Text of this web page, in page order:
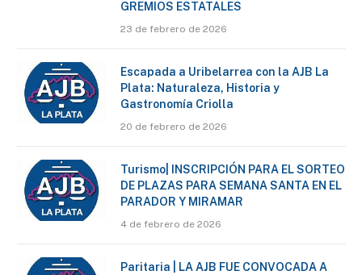
GREMIOS ESTATALES
23 de febrero de 2026
Escapada a Uribelarrea con la AJB La
Plata: Naturaleza, Historia y
Gastronomía Criolla
20 de febrero de 2026
Turismo| INSCRIPCIÓN PARA EL SORTEO
DE PLAZAS PARA SEMANA SANTA EN EL
PARADOR Y MIRAMAR
4 de febrero de 2026
Paritaria | LA AJB FUE CONVOCADA A